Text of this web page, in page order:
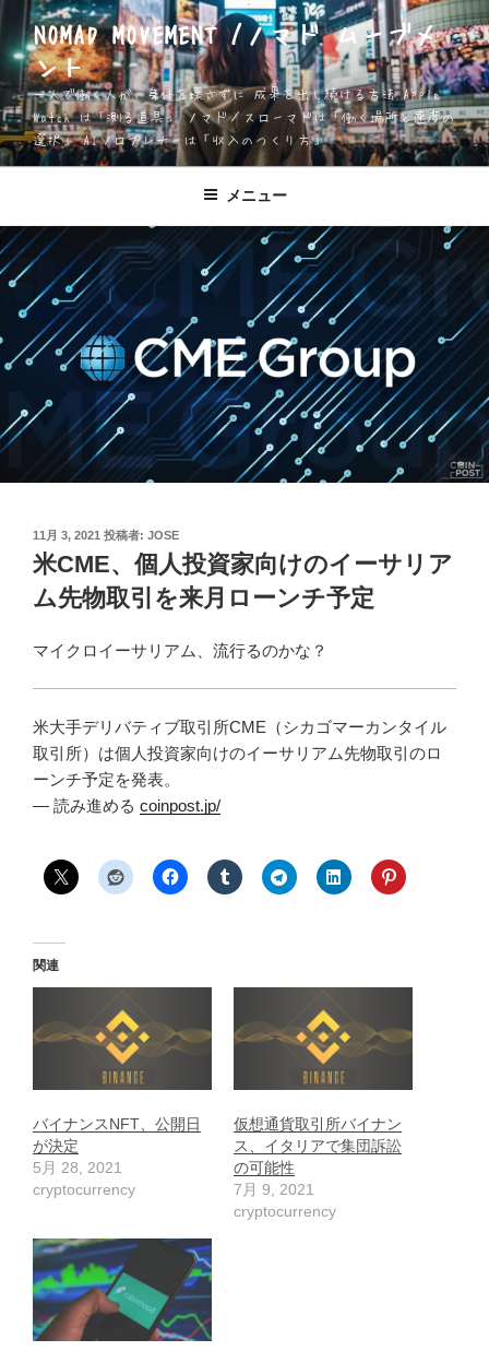
ン
テ
ン
ツ
へ
ス
プ
NOMAD MOVEMENT /ノマド ムーブメ
ント
一人で働く人が、身体を壊さずに 成果を出し続ける方法 Apple
Watch は「測る道具」 ノマド／スローマドは「働く場所と速度の
選択」 AIソロプレナーは「収入のつくり方」
メニュー
投
稿
日:
11月 3, 2021 投稿者: JOSE
米CME、個人投資家向けのイーサリア
ム先物取引を来月ローンチ予定
マイクロイーサリアム、流行るのかな？
米大手デリバティブ取引所CME（シカゴマーカンタイル
取引所）は個人投資家向けのイーサリアム先物取引のロ
ーンチ予定を発表。
— 読み進める coinpost.jp/
関連
バイナンスNFT、公開日
が決定
5月 28, 2021
cryptocurrency
仮想通貨取引所バイナン
ス、イタリアで集団訴訟
の可能性
7月 9, 2021
cryptocurrency